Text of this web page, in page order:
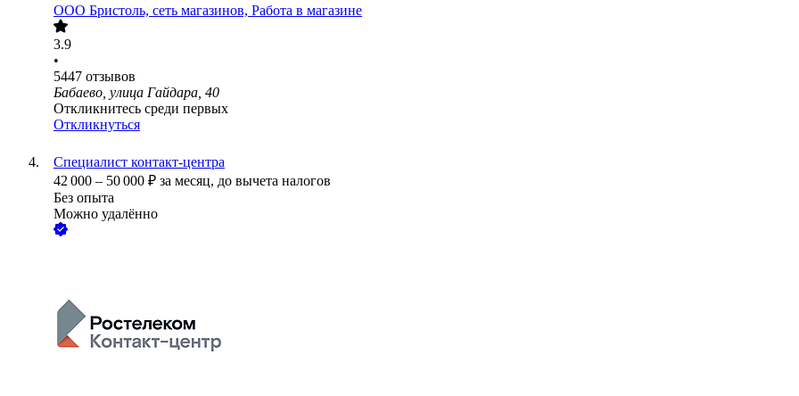
ООО Бристоль, сеть магазинов, Работа в магазине
3.9
•
5447 отзывов
Бабаево, улица Гайдара, 40
Откликнитесь среди первых
Откликнуться
Специалист контакт-центра
42 000 – 50 000 ₽ за месяц, до вычета налогов
Без опыта
Можно удалённо